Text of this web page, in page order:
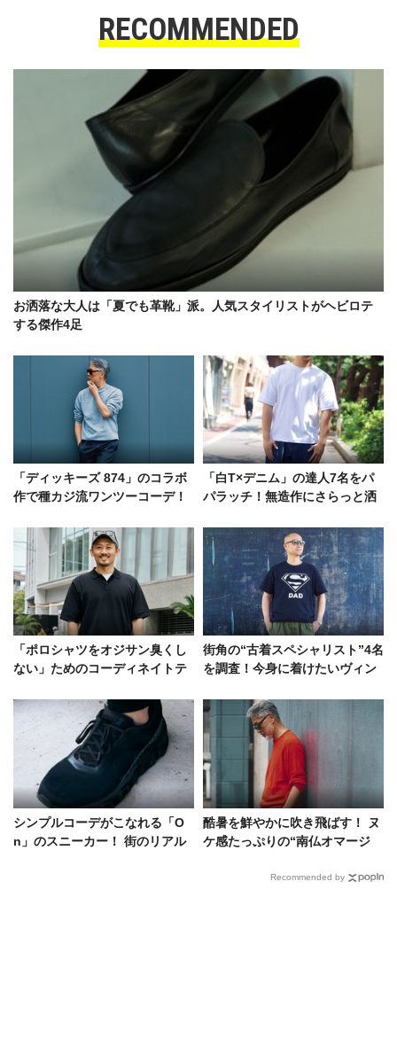
RECOMMENDED
お洒落な大人は「夏でも革靴」派。人気スタイリストがヘビロテ
する傑作4足
「ディッキーズ 874」のコラボ
作で種カジ流ワンツーコーデ！
「白T×デニム」の達人7名をパ
パラッチ！無造作にさらっと洒
「ポロシャツをオジサン臭くし
ない」ためのコーディネイトテ
街角の“古着スペシャリスト”4名
を調査！今身に着けたいヴィン
シンプルコーデがこなれる「O
n」のスニーカー！ 街のリアル
酷暑を鮮やかに吹き飛ばす！ ヌ
ケ感たっぷりの“南仏オマージ
Recommended by